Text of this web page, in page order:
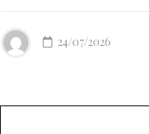
24/07/2026